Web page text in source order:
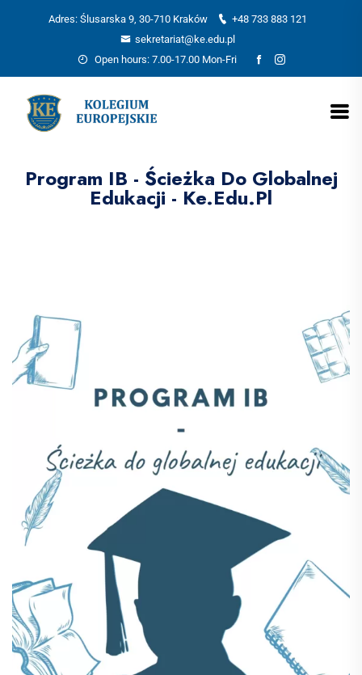
Adres: Ślusarska 9, 30-710 Kraków
+48 733 883 121
sekretariat@ke.edu.pl
Open hours: 7.00-17.00 Mon-Fri
Program IB - Ścieżka Do Globalnej
Edukacji - Ke.edu.pl